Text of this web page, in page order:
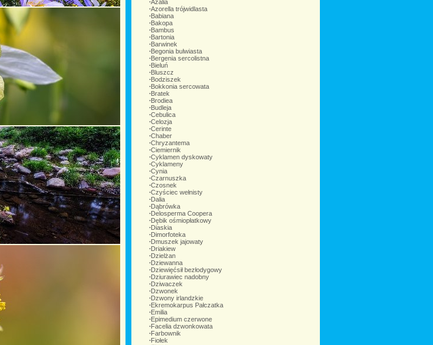
∙Azalia
∙Azorella trójwidlasta
∙Babiana
∙Bakopa
∙Bambus
∙Bartonia
∙Barwinek
∙Begonia bulwiasta
∙Bergenia sercolistna
∙Bieluń
∙Bluszcz
∙Bodziszek
∙Bokkonia sercowata
∙Bratek
∙Brodiea
∙Budleja
∙Cebulica
∙Celozja
∙Cerinte
∙Chaber
∙Chryzantema
∙Ciemiernik
∙Cyklamen dyskowaty
∙Cyklameny
∙Cynia
∙Czarnuszka
∙Czosnek
∙Czyściec wełnisty
∙Dalia
∙Dąbrówka
∙Delosperma Coopera
∙Dębik ośmiopłatkowy
∙Diaskia
∙Dimorfoteka
∙Dmuszek jajowaty
∙Driakiew
∙Dzielżan
∙Dziewanna
∙Dziewięćsił bezłodygowy
∙Dziurawiec nadobny
∙Dziwaczek
∙Dzwonek
∙Dzwony irlandzkie
∙Ekremokarpus Pałczatka
∙Emilia
∙Epimedium czerwone
∙Facelia dzwonkowata
∙Farbownik
∙Fiołek